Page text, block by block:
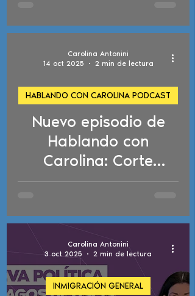
requisitos de
naturalización y alivio
NACARA
Nuevo episodio de
Hablando con
Carolina: Corte
federal bloquea
actualizaciones de
TPS y ley
antiinmigración de
Florida
HABLANDO CON CAROLINA PODCAST
Carolina Antonini
14 oct 2025
2 min de lectura
INMIGRACIÓN GENERAL
Carolina Antonini
3 oct 2025
2 min de lectura